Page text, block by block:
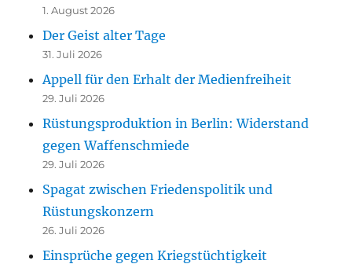
1. August 2026
Der Geist alter Tage
31. Juli 2026
Appell für den Erhalt der Medienfreiheit
29. Juli 2026
Rüstungsproduktion in Berlin: Widerstand
gegen Waffenschmiede
29. Juli 2026
Spagat zwischen Friedenspolitik und
Rüstungskonzern
26. Juli 2026
Einsprüche gegen Kriegstüchtigkeit